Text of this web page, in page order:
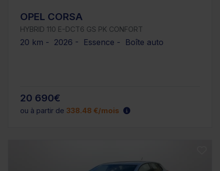
OPEL CORSA
HYBRID 110 E-DCT6 GS PK CONFORT
20 km - 2026 - Essence - Boîte auto
20 690€
ou à partir de 338.48 €/mois